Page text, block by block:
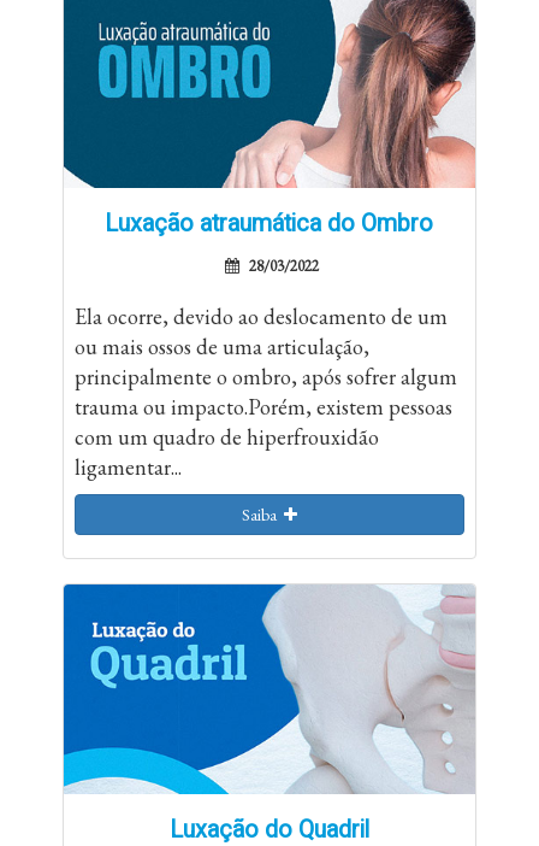
Luxação atraumática do Ombro
28/03/2022
Ela ocorre, devido ao deslocamento de um
ou mais ossos de uma articulação,
principalmente o ombro, após sofrer algum
trauma ou impacto.Porém, existem pessoas
com um quadro de hiperfrouxidão
ligamentar...
Saiba
Luxação do Quadril